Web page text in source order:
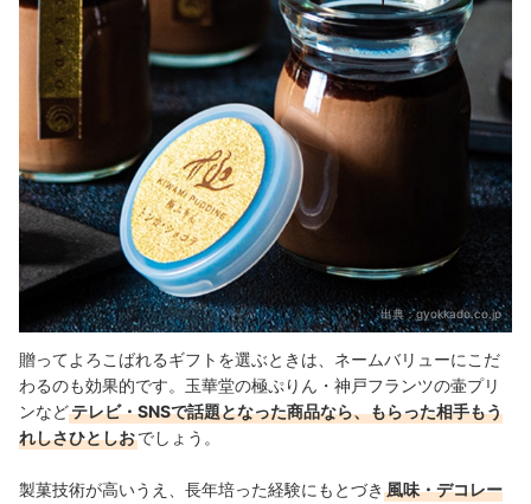
出典：gyokkado.co.jp
贈ってよろこばれるギフトを選ぶときは、ネームバリューにこだ
わるのも効果的です。玉華堂の極ぷりん・神戸フランツの壷プリ
ンなどテレビ・SNSで話題となった商品なら、もらった相手もう
れしさひとしおでしょう。
製菓技術が高いうえ、長年培った経験にもとづき 風味・デコレー